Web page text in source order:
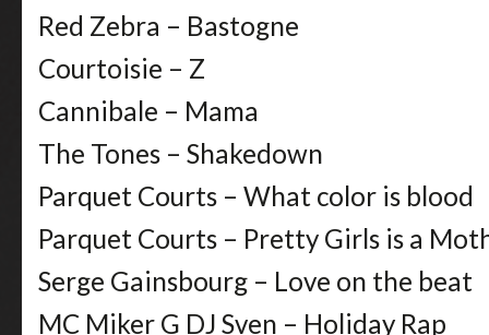
Red Zebra – Bastogne
Courtoisie – Z
Cannibale – Mama
The Tones – Shakedown
Parquet Courts – What color is blood
Parquet Courts – Pretty Girls is a
Serge Gainsbourg – Love on the beat
MC Miker G DJ Sven – Holiday Rap